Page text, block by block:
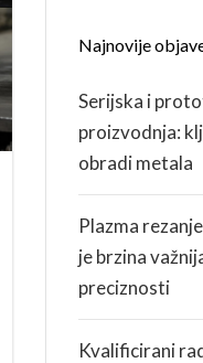
KARIJERA
ZDRAVLJE I SIGURNOST
Najnovije
Serijska i
proizvodnja:
obradi metala
Plazma
je brzina
preciznosti
Kvalificirani